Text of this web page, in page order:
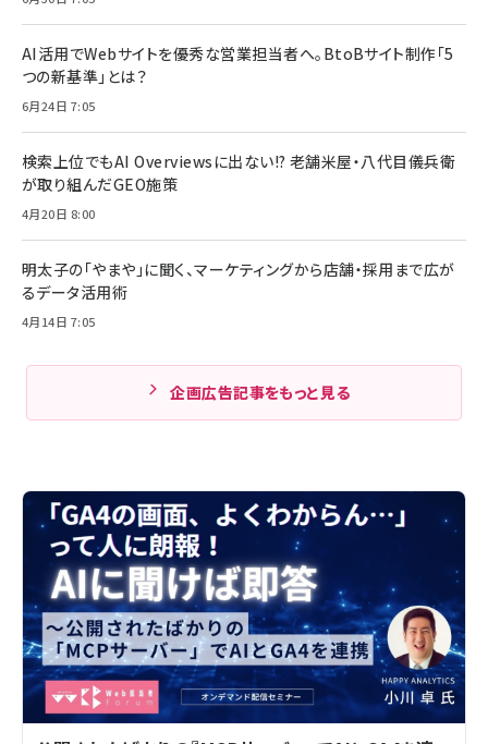
AI活用でWebサイトを優秀な営業担当者へ。BtoBサイト制作「5
つの新基準」とは？
6月24日 7:05
検索上位でもAI Overviewsに出ない!? 老舗米屋・八代目儀兵衛
が取り組んだGEO施策
4月20日 8:00
明太子の「やまや」に聞く、マーケティングから店舗・採用まで広が
るデータ活用術
4月14日 7:05
企画広告記事をもっと見る